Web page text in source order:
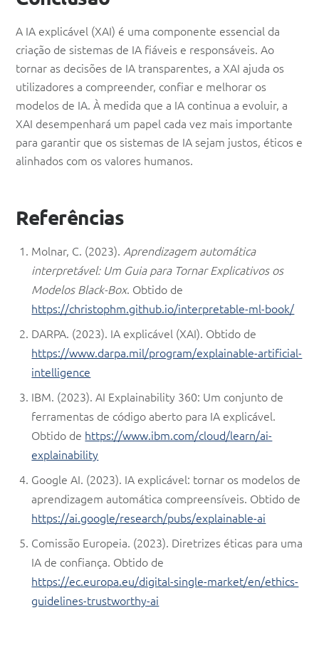
A IA explicável (XAI) é uma componente essencial da
criação de sistemas de IA fiáveis e responsáveis. Ao
tornar as decisões de IA transparentes, a XAI ajuda os
utilizadores a compreender, confiar e melhorar os
modelos de IA. À medida que a IA continua a evoluir, a
XAI desempenhará um papel cada vez mais importante
para garantir que os sistemas de IA sejam justos, éticos e
alinhados com os valores humanos.
Referências
Molnar, C. (2023). Aprendizagem automática
interpretável: Um Guia para Tornar Explicativos os
Modelos Black-Box. Obtido de
https://christophm.github.io/interpretable-ml-book/
DARPA. (2023). IA explicável (XAI). Obtido de
https://www.darpa.mil/program/explainable-artificial-
intelligence
IBM. (2023). AI Explainability 360: Um conjunto de
ferramentas de código aberto para IA explicável.
Obtido de https://www.ibm.com/cloud/learn/ai-
explainability
Google AI. (2023). IA explicável: tornar os modelos de
aprendizagem automática compreensíveis. Obtido de
https://ai.google/research/pubs/explainable-ai
Comissão Europeia. (2023). Diretrizes éticas para uma
IA de confiança. Obtido de
https://ec.europa.eu/digital-single-market/en/ethics-
guidelines-trustworthy-ai